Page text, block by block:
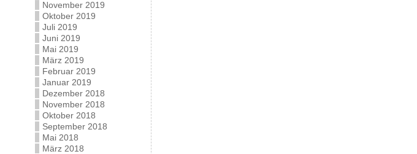
November 2019
Oktober 2019
Juli 2019
Juni 2019
Mai 2019
März 2019
Februar 2019
Januar 2019
Dezember 2018
November 2018
Oktober 2018
September 2018
Mai 2018
März 2018